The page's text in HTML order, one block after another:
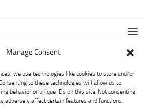
Manage Consent
we use technologies like cookies to store and/or
to these technologies will allow us to
behavior or unique IDs on this site. Not consenting
adversely affect certain features and functions.